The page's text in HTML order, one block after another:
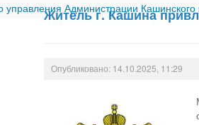
управления Администрации
Житель г. Кашина
Опубликовано: 14.10.2025, 11:29